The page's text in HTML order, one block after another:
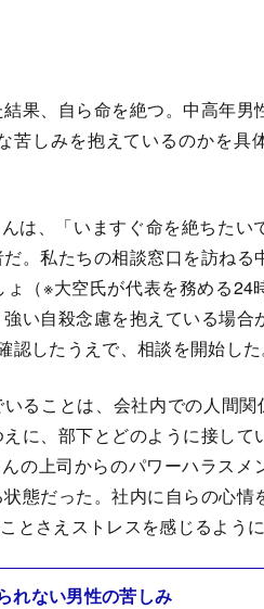
果、自ら命を絶つ。中高年男
しみを抱えているのかを具
は、「いますぐ命を絶ちたい
。私たちの相談窓口を訪ねる
（※大空氏が代表を務める24
い自殺念慮を抱えている場合
したうえで、相談を開始した
ることは、会社内での人間関
に、部下とどのように接して
の上司からのパワーハラスメ
態だった。社内に自らの心情
さえストレスを感じるように
れない男性の苦しみ